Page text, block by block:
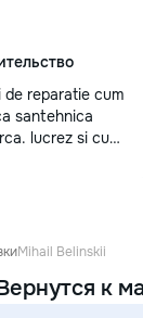
reparatie cum
santehnica
lucrez si cu
Mihail Belinskii
к